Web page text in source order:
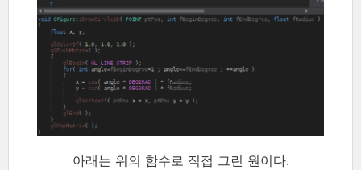
아래는 위의 함수로 직접 그린 원이다.